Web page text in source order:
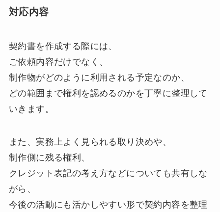
対応内容
契約書を作成する際には、
ご依頼内容だけでなく、
制作物がどのように利用される予定なのか、
どの範囲まで権利を認めるのかを丁寧に整理して
いきます。
また、実務上よく見られる取り決めや、
制作側に残る権利、
クレジット表記の考え方などについても共有しな
がら、
今後の活動にも活かしやすい形で契約内容を整理